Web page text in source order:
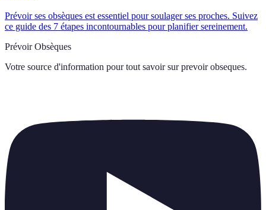
Prévoir ses obsèques est essentiel pour soulager ses proches. Suivez
ce guide des 7 étapes incontournables pour planifier sereinement.
Prévoir Obsèques
Votre source d'information pour tout savoir sur prevoir obseques.